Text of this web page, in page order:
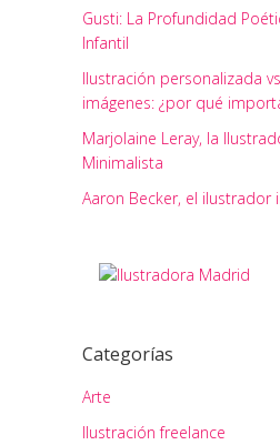
Gusti: La Profundidad
Infantil
Ilustración personalizada
imágenes: ¿por qué
Marjolaine Leray, la
Minimalista
Aaron Becker, el ilustrador
Categorías
Arte
Ilustración freelance